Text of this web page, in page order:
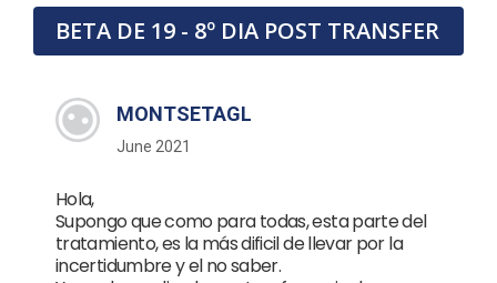
BETA DE 19 - 8º DIA POST TRANSFER
MONTSETAGL
June 2021
Hola,
Supongo que como para todas, esta parte del
tratamiento, es la más dificil de llevar por la
incertidumbre y el no saber.